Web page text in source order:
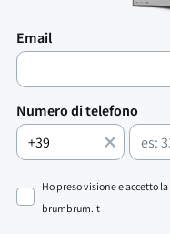
Email
Numero di telefono
Ho preso visione e accetto la
brumbrum.it